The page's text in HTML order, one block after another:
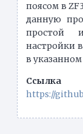
поясом в
данную
простой
настройки
в
https://